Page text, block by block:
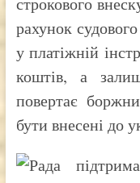
рахунок
у платіжній
коштів, а
повертає
бути внесені до